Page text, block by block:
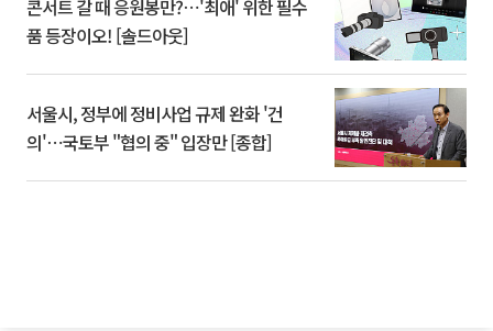
콘서트 갈 때 응원봉만?⋯'최애' 위한 필수
품 등장이오! [솔드아웃]
서울시, 정부에 정비사업 규제 완화 '건
의'⋯국토부 "협의 중" 입장만 [종합]